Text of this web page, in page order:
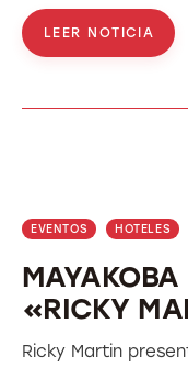
LEER NOTICIA
EVENTOS HOTELES
MAYAKOBA
«RICKY
Ricky Martin